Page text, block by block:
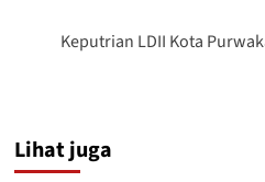
Keputrian LDII Kota
Lihat juga